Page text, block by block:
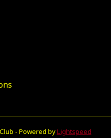
- Powered byLightspeed